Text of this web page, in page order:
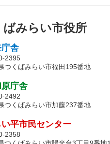
ばみらい市役所
舎
2395
つくばみらい市福田195番地
庁舎
2492
つくばみらい市加藤237番地
平市民センター
2358